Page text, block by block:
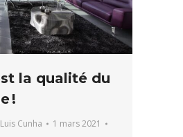
la qualité du
!
Luis Cunha
1 mars 2021